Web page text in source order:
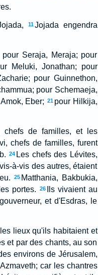
11 Jojada engendra
Seraja, Meraja; pour
Meluki, Jonathan; pour
pour Guinnethon,
pour Schemaeja,
Eber; 21 pour Hilkija,
chefs de familles, et les
chefs de familles, furent
24 Les chefs des Lévites,
à-vis des autres, étaient
25 Matthania, Bakbukia,
portes.
26
Ils vivaient au
et d'Esdras, le
lieux qu'ils habitaient et
et par des chants, au son
environs de Jérusalem,
car les chantres